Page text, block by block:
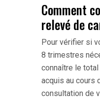
Comment
relevé de
Pour vérifier si
8 trimestres
connaître le
acquis au cours
consultation de